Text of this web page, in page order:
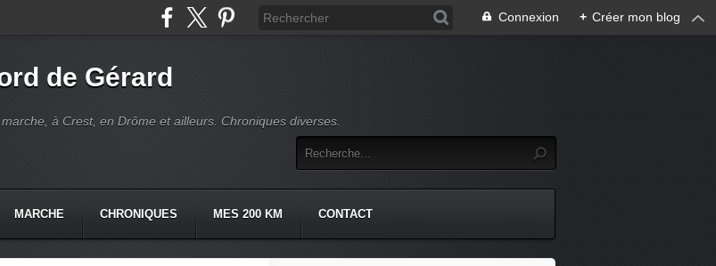
Connexion + Créer mon blog
de Gérard
à Crest, en Drôme et ailleurs. Chroniques diverses.
MARCHE CHRONIQUES MES 200 KM CONTACT